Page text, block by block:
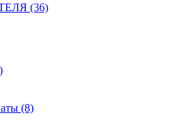
(36)
(8)